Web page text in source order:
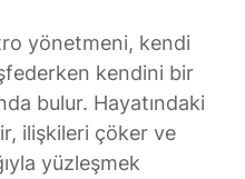
yönetmeni, kendi
kendini bir
bulur. Hayatındaki
ilişkileri çöker ve
yüzleşmek